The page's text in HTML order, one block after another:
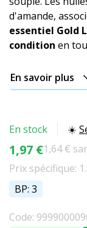
d'amande,
essentiel Gold
condition en
En savoir plus
En stock ☀️
1,97 €1,64 €
Prix spécifique:
BP: 3
Code: